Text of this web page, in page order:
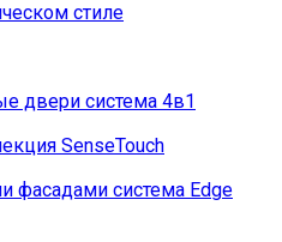
стиле
двери система 4в1
SenseTouch
фасадами система Edge